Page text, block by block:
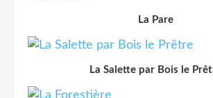
La Pare
La Salette par Bois le